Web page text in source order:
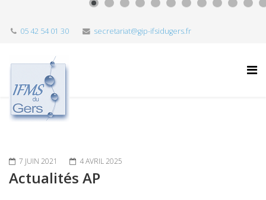
05 42 54 01 30 secretariat@gip-ifsidugers.fr
7 JUIN 2021 4 AVRIL 2025
Actualités AP